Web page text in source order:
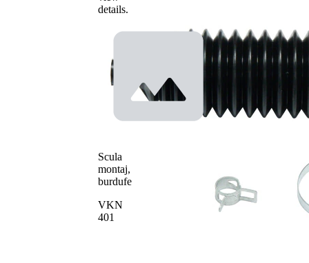
Material
Diametru
Diametru
interior 2
details.
Scula
montaj,
burdufe
VKN
401